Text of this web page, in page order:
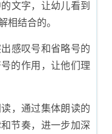
文字，让幼儿看到
相结合的。
感叹号和省略号的
的作用，让他们理
，通过集体朗读的
节奏，进一步加深